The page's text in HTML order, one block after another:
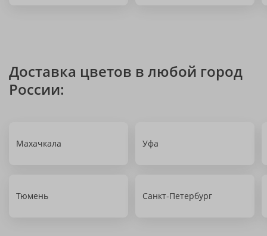
Доставка цветов в любой город
России:
Махачкала Уфа
Тюмень Санкт-Петербург